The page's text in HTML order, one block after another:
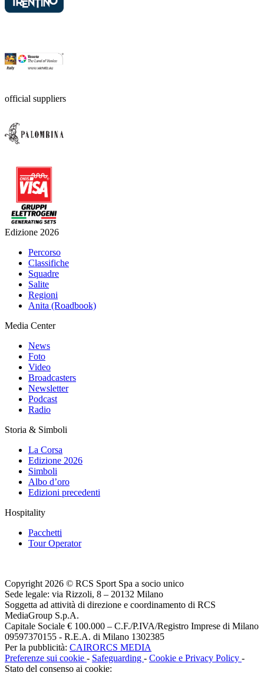
official suppliers
Edizione 2026
Percorso
Classifiche
Squadre
Salite
Regioni
Anita (Roadbook)
Media Center
News
Foto
Video
Broadcasters
Newsletter
Podcast
Radio
Storia & Simboli
La Corsa
Edizione 2026
Simboli
Albo d’oro
Edizioni precedenti
Hospitality
Pacchetti
Tour Operator
Copyright 2026 © RCS Sport Spa a socio unico
Sede legale: via Rizzoli, 8 – 20132 Milano
Soggetta ad attività di direzione e coordinamento di RCS
MediaGroup S.p.A.
Capitale Sociale € 100.000 – C.F./P.IVA/Registro Imprese di Milano
09597370155 - R.E.A. di Milano 1302385
Per la pubblicità: CAIRORCS MEDIA
Preferenze sui cookie - Safeguarding - Cookie e Privacy Policy -
Stato del consenso ai cookie: